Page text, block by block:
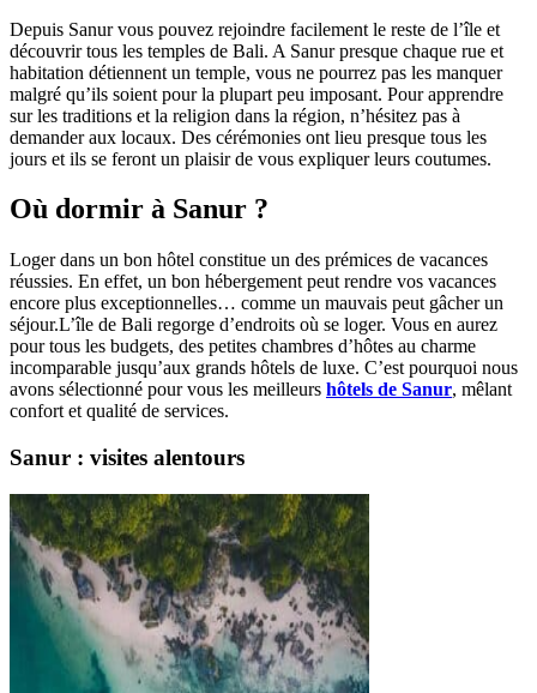
Depuis Sanur vous pouvez rejoindre facilement le reste de l’île et
découvrir tous les temples de Bali. A Sanur presque chaque rue et
habitation détiennent un temple, vous ne pourrez pas les manquer
malgré qu’ils soient pour la plupart peu imposant. Pour apprendre
sur les traditions et la religion dans la région, n’hésitez pas à
demander aux locaux. Des cérémonies ont lieu presque tous les
jours et ils se feront un plaisir de vous expliquer leurs coutumes.
Où dormir à Sanur ?
Loger dans un bon hôtel constitue un des prémices de vacances
réussies. En effet, un bon hébergement peut rendre vos vacances
encore plus exceptionnelles… comme un mauvais peut gâcher un
séjour.L’île de Bali regorge d’endroits où se loger. Vous en aurez
pour tous les budgets, des petites chambres d’hôtes au charme
incomparable jusqu’aux grands hôtels de luxe. C’est pourquoi nous
avons sélectionné pour vous les meilleurs hôtels de Sanur, mêlant
confort et qualité de services.
Sanur : visites alentours